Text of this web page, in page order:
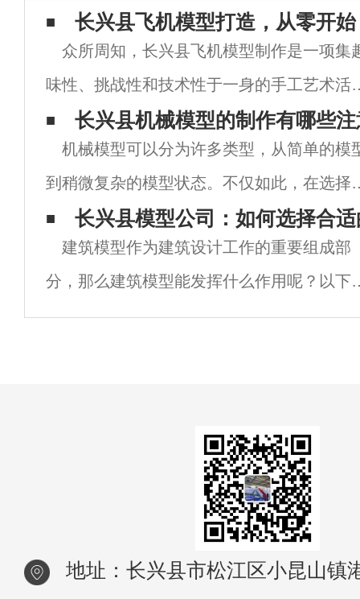
长兴县飞机模型打造，从零开
众所周知，长兴县飞机模型制作是一项集
味性、挑战性和技术性于一身的手工艺术活
动。而在中国，长兴县则是飞机模型制作的
要产地之一。今天我们就来深入了解一下，
何从零开始打造你的专属战机。第一步：选
材料首先
长兴县机械模型的制作有哪些
机械模型可以分为许多类型，从简单的模
到稍微复杂的模型状态。不仅如此，在选择
料时，通常需要选择进口材料来制造成品。
了突出展览的各种特点，所有部分都可以显
示，所以我们需要浏览和理解一些细节，需
大量
长兴县模型公司：如何选择合
建筑模型作为建筑设计工作的重要组成部
分，那么建筑模型能发挥什么作用呢？以下
兴县模型企业将为您分析：如何选择相应的
地址：长兴县市松江区小昆山镇